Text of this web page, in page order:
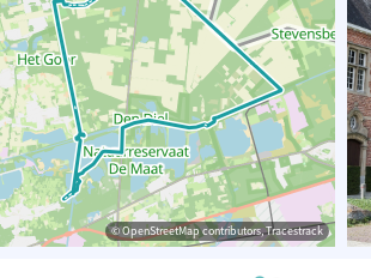
© OpenStreetMap contributors, Tracestrack